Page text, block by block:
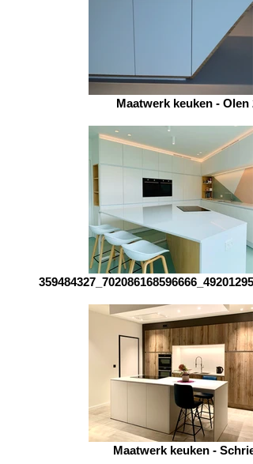
Maatwerk keuken - Olen 2
Maatwerk keuken -